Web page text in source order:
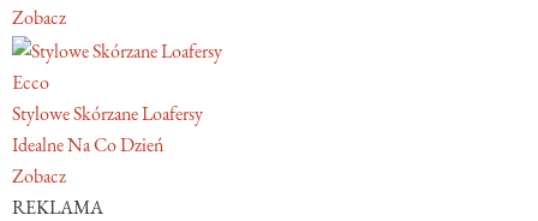
Zobacz
Ecco
Stylowe Skórzane Loafersy
Idealne Na Co Dzień
Zobacz
REKLAMA